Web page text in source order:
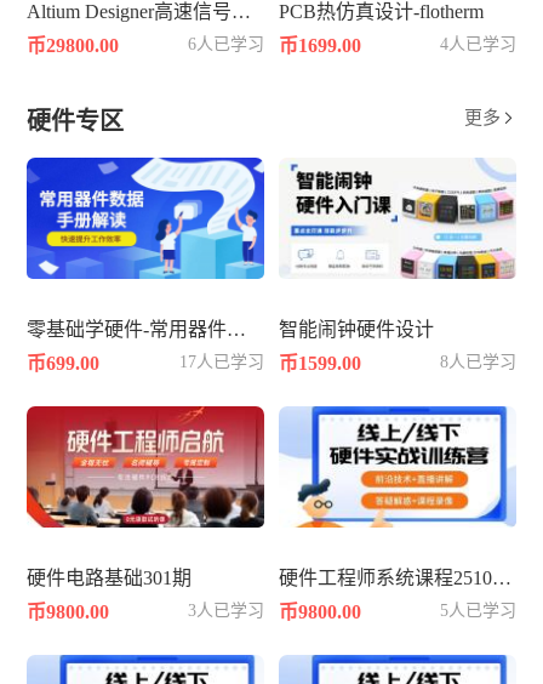
Altium Designer高速信号仿真设计
币29800.00
6人已学习
PCB热仿真设计-flotherm
币1699.00
4人已学习
硬件专区 更多 
零基础学硬件-常用器件数据手册datasheet解读
币699.00
17人已学习
智能闹钟硬件设计
币1599.00
8人已学习
硬件电路基础301期
币9800.00
3人已学习
硬件工程师系统课程2510--硬件篇
币9800.00
5人已学习